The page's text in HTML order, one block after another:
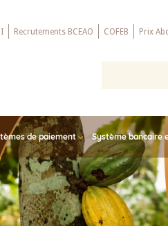
Recrutements BCEAO COFEB Prix
de paiement Système bancaire